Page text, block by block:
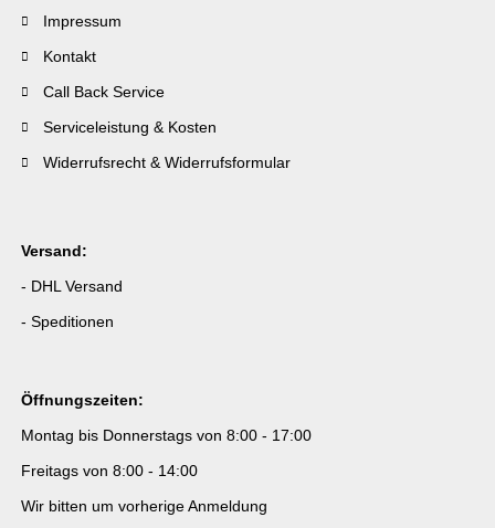
Impressum
Kontakt
Call Back Service
Serviceleistung & Kosten
Widerrufsrecht & Widerrufsformular
Versand:
- DHL Versand
- Speditionen
Öffnungszeiten:
Montag bis Donnerstags von 8:00 - 17:00
Freitags von 8:00 - 14:00
Wir bitten um vorherige Anmeldung